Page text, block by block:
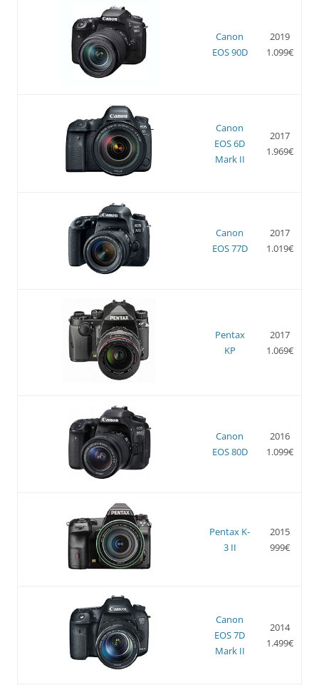
Canon
EOS 90D
2019
1.099€
Canon
EOS 6D
Mark II
2017
1.969€
Canon
EOS 77D
2017
1.019€
Pentax
KP
2017
1.069€
Canon
EOS 80D
2016
1.099€
Pentax K-
3 II
2015
999€
Canon
EOS 7D
Mark II
2014
1.499€